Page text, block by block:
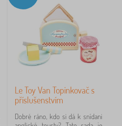
Le Toy Van Topinkovač s
příslušenstvím
Dobré ráno, kdo si dá k snídani